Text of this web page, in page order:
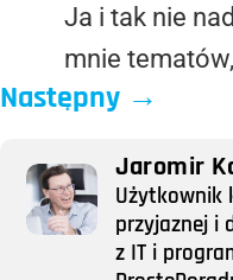
Ja i tak nie
mnie
Następny →
Jaromir
Użytkownik
przyjaznej i
z IT i